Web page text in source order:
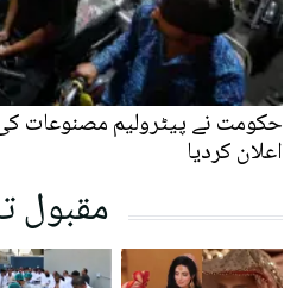
حکومت نے پیٹرولیم مصنوعات
اعلان کردیا
مقبول